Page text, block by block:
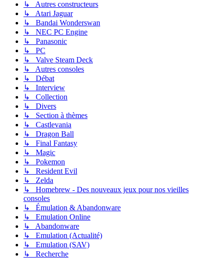
↳ Autres constructeurs
↳ Atari Jaguar
↳ Bandai Wonderswan
↳ NEC PC Engine
↳ Panasonic
↳ PC
↳ Valve Steam Deck
↳ Autres consoles
↳ Débat
↳ Interview
↳ Collection
↳ Divers
↳ Section à thèmes
↳ Castlevania
↳ Dragon Ball
↳ Final Fantasy
↳ Magic
↳ Pokemon
↳ Resident Evil
↳ Zelda
↳ Homebrew - Des nouveaux jeux pour nos vieilles
consoles
↳ Émulation & Abandonware
↳ Emulation Online
↳ Abandonware
↳ Emulation (Actualité)
↳ Emulation (SAV)
↳ Recherche